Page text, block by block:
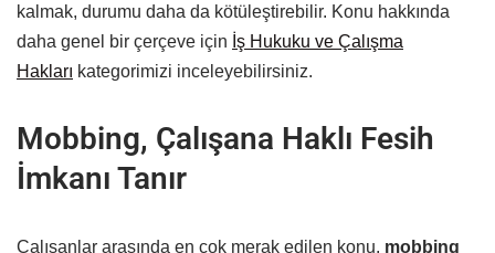
kalmak, durumu daha da kötüleştirebilir. Konu hakkında
daha genel bir çerçeve için İş Hukuku ve Çalışma
Hakları kategorimizi inceleyebilirsiniz.
Mobbing, Çalışana Haklı Fesih
İmkanı Tanır
Çalışanlar arasında en çok merak edilen konu, mobbing